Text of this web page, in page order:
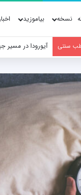
نسخه بیاموزید
طب سنتی آیورودا در مسیر